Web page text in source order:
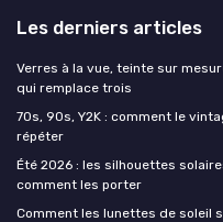
Les derniers articles
Verres à la vue, teinte sur
qui remplace trois
70s, 90s, Y2K : comment le
répéter
Été 2026 : les silhouettes
comment les porter
Comment les lunettes de soleil